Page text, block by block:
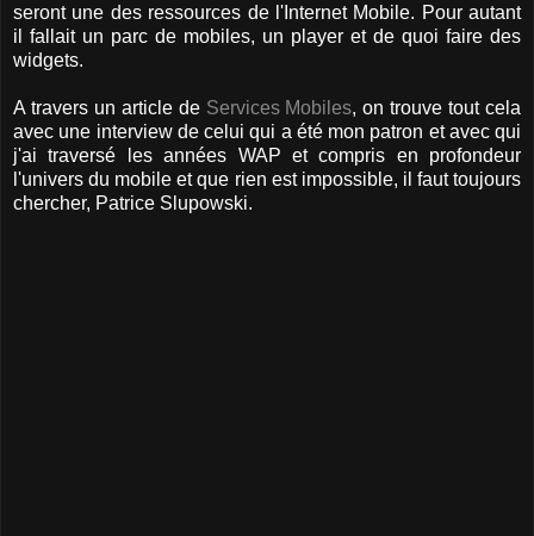
seront une des ressources de l'Internet Mobile. Pour autant
il fallait un parc de mobiles, un player et de quoi faire des
widgets.
A travers un article de Services Mobiles, on trouve tout cela
avec une interview de celui qui a été mon patron et avec qui
j'ai traversé les années WAP et compris en profondeur
l'univers du mobile et que rien est impossible, il faut toujours
chercher, Patrice Slupowski.